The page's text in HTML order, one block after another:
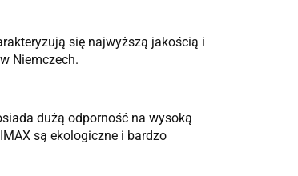
się najwyższą jakością i
Niemczech.
dużą odporność na wysoką
są ekologiczne i bardzo